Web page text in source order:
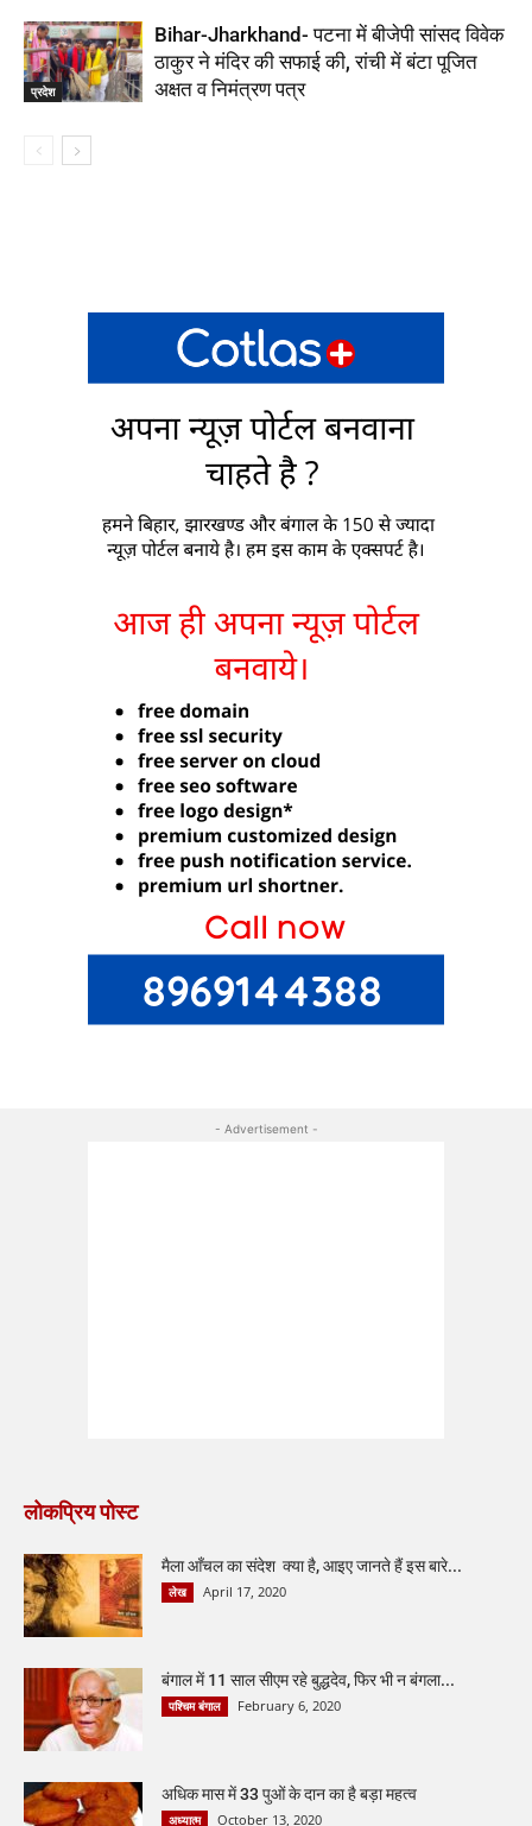
प्रदेश
Bihar-Jharkhand- पटना में बीजेपी सांसद विवेक
ठाकुर ने मंदिर की सफाई की, रांची में बंटा पूजित
अक्षत व निमंत्रण पत्र
- Advertisement -
लोकप्रिय पोस्ट
मैला आँचल का संदेश क्या है, आइए जानते हैं इस बारे...
लेख April 17, 2020
बंगाल में 11 साल सीएम रहे बुद्धदेव, फिर भी न बंगला...
पश्चिम बंगाल February 6, 2020
अधिक मास में 33 पुओं के दान का है बड़ा महत्व
अध्यात्म October 13, 2020